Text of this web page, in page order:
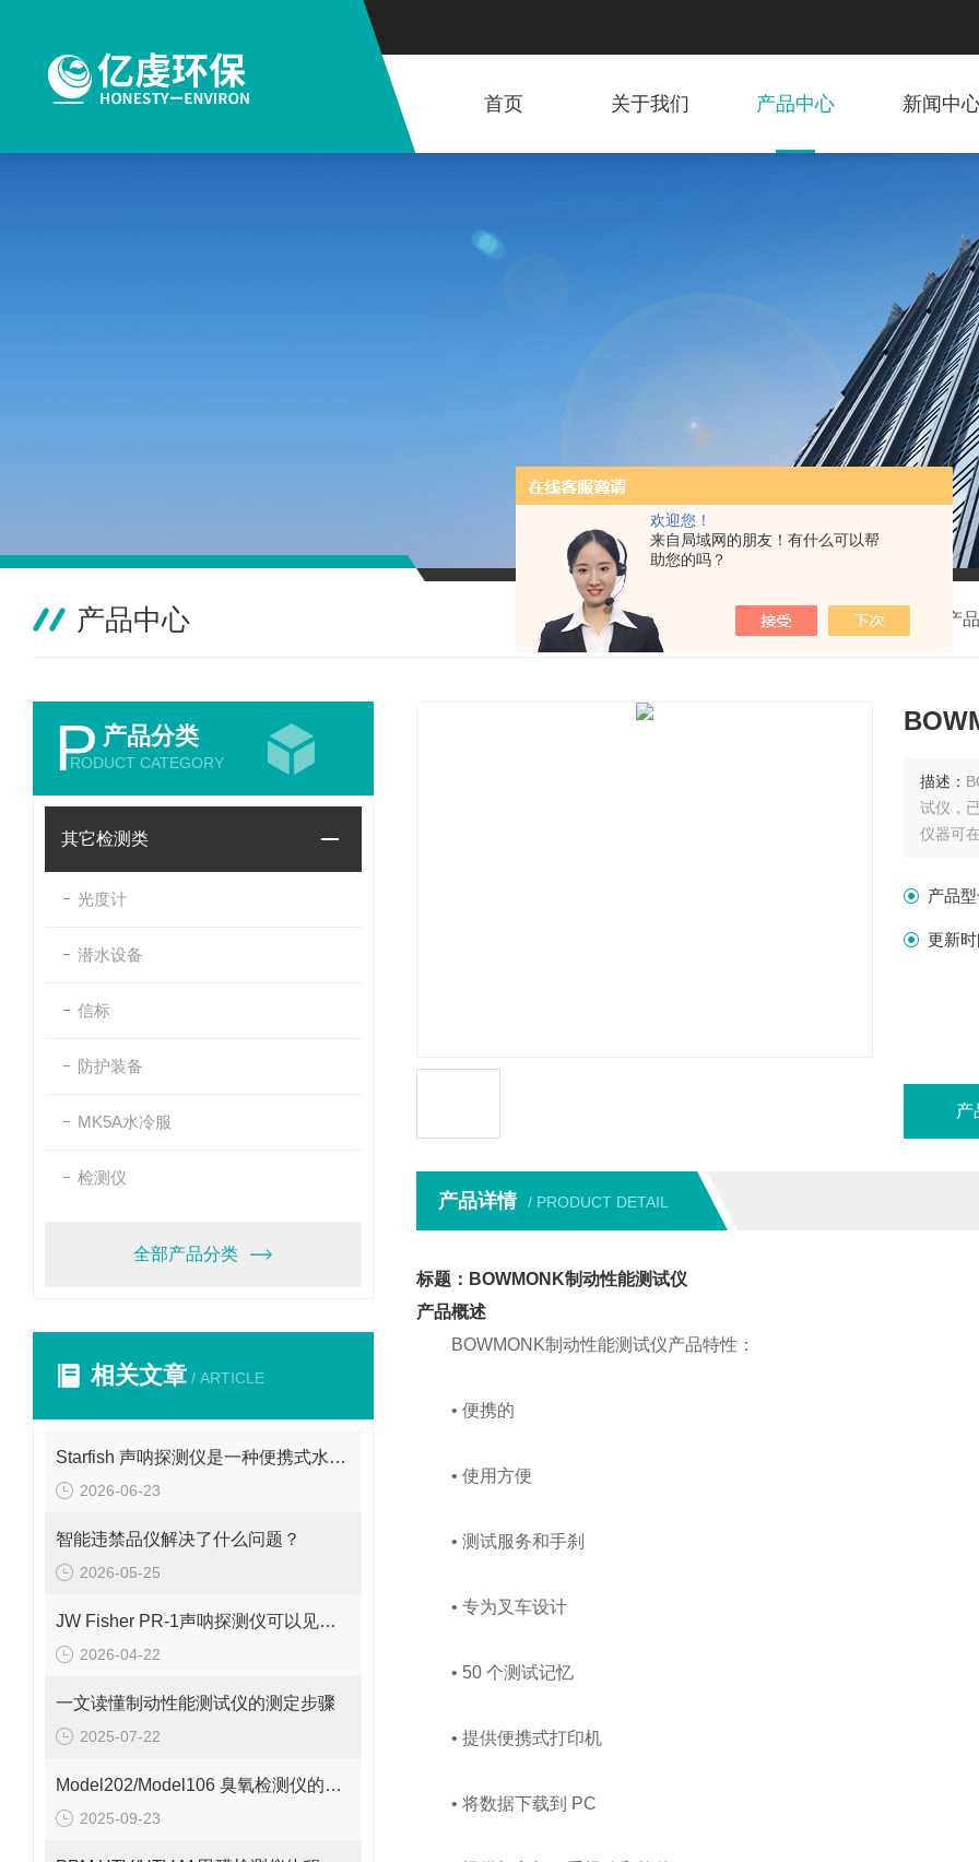
欢迎您！
来自局域网的朋友！有什么可以帮
助您的吗？
首页 关于我们 产品中心 新闻中
产品中心 我的位置：首页 产
P 产品分类
RODUCT CATEGORY
其它检测类
光度计
潜水设备
信标
防护装备
MK5A水冷服
检测仪
全部产品分类
相关文章 / ARTICLE
Starfish 声呐探测仪是一种便携式水下成像设备
2026-06-23
智能违禁品仪解决了什么问题？
2026-05-25
JW Fisher PR-1声呐探测仪可以见于多个场景中
2026-04-22
一文读懂制动性能测试仪的测定步骤
2025-07-22
Model202/Model106 臭氧检测仪的基本工作原理解析
2025-09-23
描述：
试仪，
仪器可
产品型
更新时
产
产品详情 / PRODUCT DETAIL
标题：BOWMONK制动性能测试仪
产品概述
BOWMONK制动性能测试仪产品特性：
• 便携的
• 使用方便
• 测试服务和手刹
• 专为叉车设计
• 50 个测试记忆
• 提供便携式打印机
• 将数据下载到 PC